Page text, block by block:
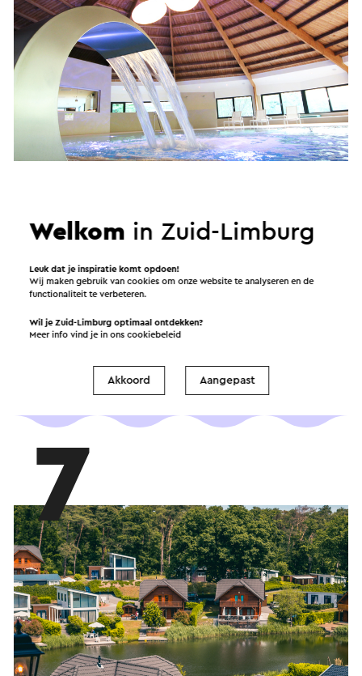
Met het landgoed Terworm rondom dit hotel is
uitzicht. Ideaal: het verwarmde zwembad na
7
Welkom in Zuid-Limburg
Leuk dat je inspiratie komt opdoen!
Wij maken gebruik van cookies om onze website te analyseren en de
functionaliteit te verbeteren.
Wil je Zuid-Limburg optimaal ontdekken?
Meer info vind je in onscookiebeleid
Akkoord Aangepast